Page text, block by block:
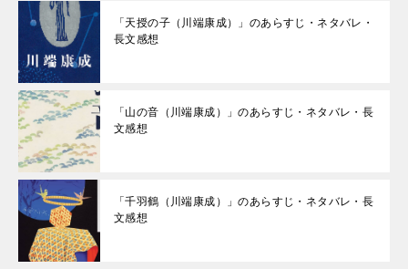
「天授の子（川端康成）」のあらすじ・ネタバレ・
長文感想
「山の音（川端康成）」のあらすじ・ネタバレ・長
文感想
「千羽鶴（川端康成）」のあらすじ・ネタバレ・長
文感想